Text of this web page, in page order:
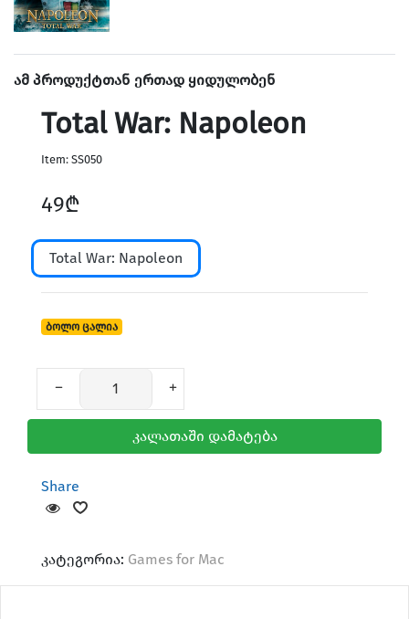
Home & Speakers
Holders & Vlog
ამ პროდუქტთან ერთად ყიდულობენ
Total War: Napoleon
Item: SS050
49₾
Total War: Napoleon
ბოლო ცალია
კალათაში დამატება
Share
კატეგორია: Games for Mac